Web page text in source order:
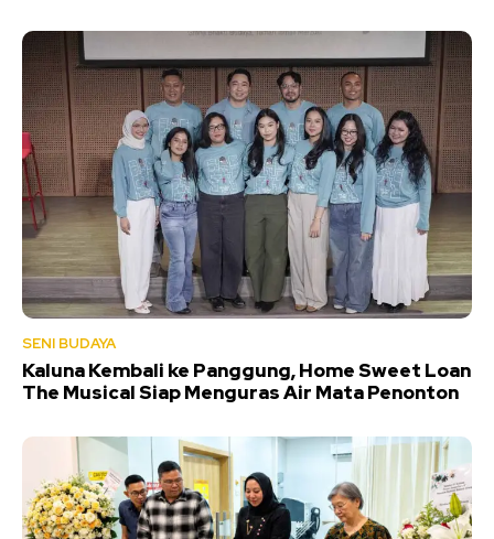
SENI BUDAYA
Kaluna Kembali ke Panggung, Home Sweet Loan
The Musical Siap Menguras Air Mata Penonton